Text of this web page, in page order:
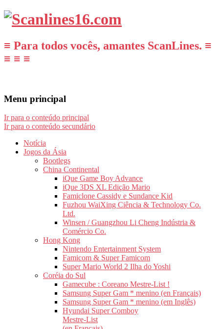
≡ Para todos vocês, amantes ScanLines. ≡
≡ ≡ ≡
Menu principal
Ir para o conteúdo principal
Ir para o conteúdo secundário
Notícia
Jogos da Ásia
Bootlegs
China Continental
iQue Game Boy Advance
iQue 3DS XL Edição Mario
Famiclone Cassidy e Sundance Kid
Fuzhou WaiXing Ciência & Technology Co.
Ltd.
Winsen / Guangzhou Li Cheng Indústria &
Comércio Co.
Hong Kong
Nintendo Entertainment System
Famicom & Super Famicom
Super Mario World 2 Ilha do Yoshi
Coréia do Sul
Gamecube : Coreano Mestre-List !
Samsung Super Gam * menino (en Français)
Samsung Super Gam * menino (em Inglês)
Hyundai Super Comboy
Mestre-List